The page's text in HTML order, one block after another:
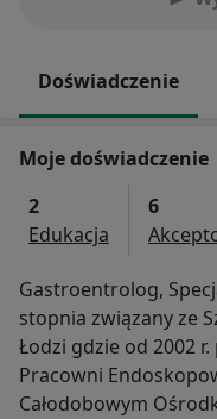
Doświadczenie
Moje doświadczenie
2
Edukacja
6
Gastroentrolog,
stopnia związany ze
Łodzi gdzie od 2002
Pracowni
Całodobowym